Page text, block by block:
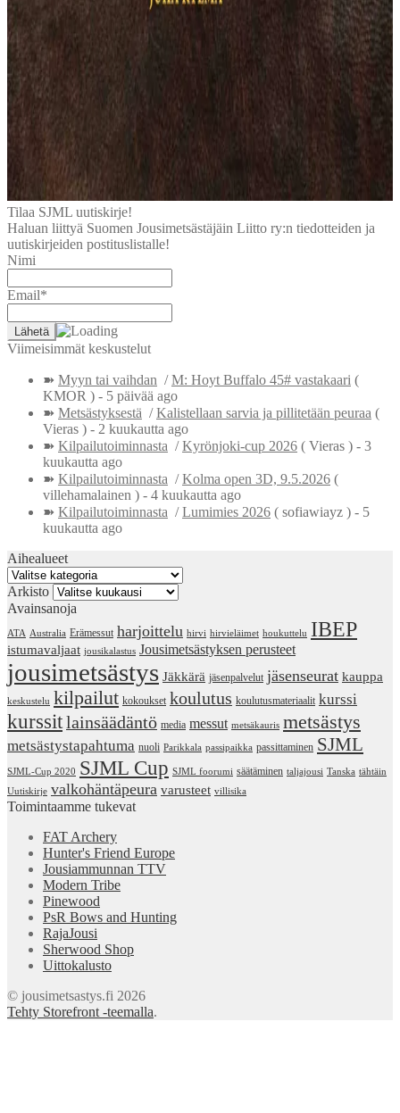
Tilaa SJML uutiskirje!
Haluan liittyä Suomen Jousimetsästäjäin Liitto ry:n tiedotteiden ja
uutiskirjeiden postituslistalle!
Nimi
Email*
Viimeisimmät keskustelut
➽ Myyn tai vaihdan /M: Hoyt Buffalo 45# vastakaari (
KMOR ) - 5 päivää ago
➽ Metsästyksestä /Kalistellaan sarvia ja pillitetään peuraa (
Vieras ) - 2 kuukautta ago
➽ Kilpailutoiminnasta /Kyrönjoki-cup 2026 ( Vieras ) - 3
kuukautta ago
➽ Kilpailutoiminnasta /Kolma open 3D, 9.5.2026 (
villehamalainen ) - 4 kuukautta ago
➽ Kilpailutoiminnasta /Lumimies 2026 ( sofiawiayz ) - 5
kuukautta ago
Aihealueet
Aihealueet
Arkisto Arkisto
Avainsanoja
ATA Australia Erämessut harjoittelu hirvi hirvieläimet houkuttelu IBEP
istumavaljaat jousikalastus Jousimetsästyksen perusteet
jousimetsästys Jäkkärä jäsenpalvelut jäsenseurat kauppa
keskustelu kilpailut kokoukset koulutus koulutusmateriaalit kurssi
kurssitlainsäädäntö media messut metsäkauris metsästys
metsästystapahtuma nuoli Parikkala passipaikka passittaminen SJML
SJML-Cup 2020 SJML Cup SJML foorumi säätäminen taljajousi Tanska tähtäin
Uutiskirje valkohäntäpeura varusteet villisika
Toimintaamme tukevat
FAT Archery
Hunter's Friend Europe
Jousiammunnan TTV
Modern Tribe
Pinewood
PsR Bows and Hunting
RajaJousi
Sherwood Shop
Uittokalusto
© jousimetsastys.fi 2026
Tehty Storefront -teemalla.